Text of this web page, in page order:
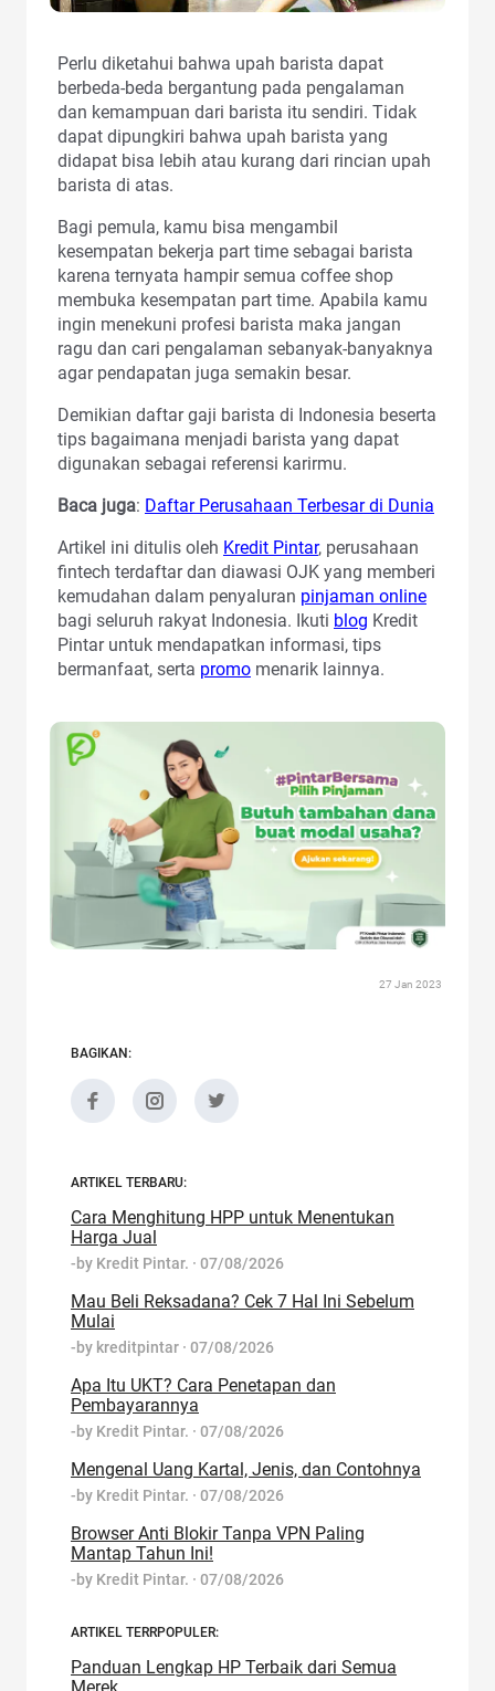
Perlu diketahui bahwa upah barista dapat
berbeda-beda bergantung pada pengalaman
dan kemampuan dari barista itu sendiri. Tidak
dapat dipungkiri bahwa upah barista yang
didapat bisa lebih atau kurang dari rincian upah
barista di atas.
Bagi pemula, kamu bisa mengambil
kesempatan bekerja part time sebagai barista
karena ternyata hampir semua coffee shop
membuka kesempatan part time. Apabila kamu
ingin menekuni profesi barista maka jangan
ragu dan cari pengalaman sebanyak-banyaknya
agar pendapatan juga semakin besar.
Demikian daftar gaji barista di Indonesia beserta
tips bagaimana menjadi barista yang dapat
digunakan sebagai referensi karirmu.
Baca juga: Daftar Perusahaan Terbesar di Dunia
Artikel ini ditulis oleh Kredit Pintar, perusahaan
fintech terdaftar dan diawasi OJK yang memberi
kemudahan dalam penyaluran pinjaman online
bagi seluruh rakyat Indonesia. Ikuti blog Kredit
Pintar untuk mendapatkan informasi, tips
bermanfaat, serta promo menarik lainnya.
27 Jan 2023
BAGIKAN:
ARTIKEL TERBARU:
Cara Menghitung HPP untuk Menentukan
Harga Jual
-by Kredit Pintar. · 07/08/2026
Mau Beli Reksadana? Cek 7 Hal Ini Sebelum
Mulai
-by kreditpintar · 07/08/2026
Apa Itu UKT? Cara Penetapan dan
Pembayarannya
-by Kredit Pintar. · 07/08/2026
Mengenal Uang Kartal, Jenis, dan Contohnya
-by Kredit Pintar. · 07/08/2026
Browser Anti Blokir Tanpa VPN Paling
Mantap Tahun Ini!
-by Kredit Pintar. · 07/08/2026
ARTIKEL TERRPOPULER:
Panduan Lengkap HP Terbaik dari Semua